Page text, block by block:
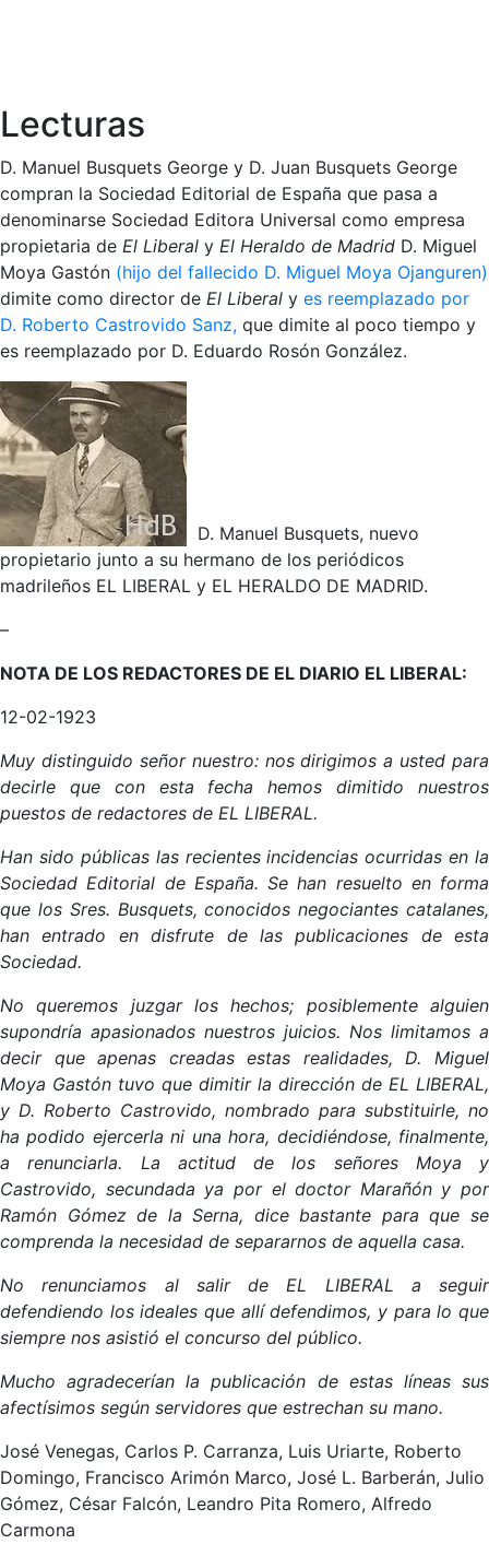
Lecturas
D. Manuel Busquets George y D. Juan Busquets George
compran la Sociedad Editorial de España que pasa a
denominarse Sociedad Editora Universal como empresa
propietaria de El Liberal y El Heraldo de Madrid D. Miguel
Moya Gastón (hijo del fallecido D. Miguel Moya Ojanguren)
dimite como director de El Liberal y es reemplazado por
D. Roberto Castrovido Sanz, que dimite al poco tiempo y
es reemplazado por D. Eduardo Rosón González.
D. Manuel Busquets, nuevo
propietario junto a su hermano de los periódicos
madrileños EL LIBERAL y EL HERALDO DE MADRID.
–
NOTA DE LOS REDACTORES DE EL DIARIO EL LIBERAL:
12-02-1923
Muy distinguido señor nuestro: nos dirigimos a usted para
decirle que con esta fecha hemos dimitido nuestros
puestos de redactores de EL LIBERAL.
Han sido públicas las recientes incidencias ocurridas en la
Sociedad Editorial de España. Se han resuelto en forma
que los Sres. Busquets, conocidos negociantes catalanes,
han entrado en disfrute de las publicaciones de esta
Sociedad.
No queremos juzgar los hechos; posiblemente alguien
supondría apasionados nuestros juicios. Nos limitamos a
decir que apenas creadas estas realidades, D. Miguel
Moya Gastón tuvo que dimitir la dirección de EL LIBERAL,
y D. Roberto Castrovido, nombrado para substituirle, no
ha podido ejercerla ni una hora, decidiéndose, finalmente,
a renunciarla. La actitud de los señores Moya y
Castrovido, secundada ya por el doctor Marañón y por
Ramón Gómez de la Serna, dice bastante para que se
comprenda la necesidad de separarnos de aquella casa.
No renunciamos al salir de EL LIBERAL a seguir
defendiendo los ideales que allí defendimos, y para lo que
siempre nos asistió el concurso del público.
Mucho agradecerían la publicación de estas líneas sus
afectísimos según servidores que estrechan su mano.
José Venegas, Carlos P. Carranza, Luis Uriarte, Roberto
Domingo, Francisco Arimón Marco, José L. Barberán, Julio
Gómez, César Falcón, Leandro Pita Romero, Alfredo
Carmona